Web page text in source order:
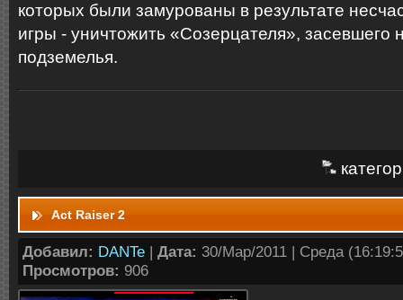
которых были замурованы в результате
игры - уничтожить «Созерцателя», засевшего
подземелья.
Act Raiser 2
Добавил: DANTe | Дата: 30/Мар/2011 | Среда
Просмотров: 906